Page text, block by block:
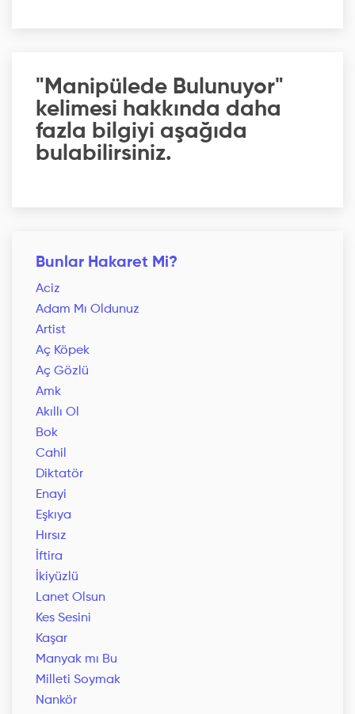
"Manipülede Bulunuyor"
kelimesi hakkında daha
fazla bilgiyi aşağıda
bulabilirsiniz.
Bunlar Hakaret Mi?
Aciz
Adam Mı Oldunuz
Artist
Aç Köpek
Aç Gözlü
Amk
Akıllı Ol
Bok
Cahil
Diktatör
Enayi
Eşkıya
Hırsız
İftira
İkiyüzlü
Lanet Olsun
Kes Sesini
Kaşar
Manyak mı Bu
Milleti Soymak
Nankör